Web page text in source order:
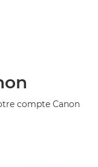
compte Canon